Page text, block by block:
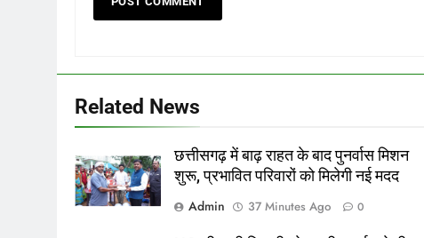
Related News
छत्तीसगढ़ में बाढ़ राहत के बाद पुनर्वास मिशन
शुरू, प्रभावित परिवारों को मिलेगी नई मदद
Admin
37 Minutes Ago 0